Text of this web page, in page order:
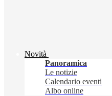
Novità
Panoramica
Le notizie
Calendario eventi
Albo online